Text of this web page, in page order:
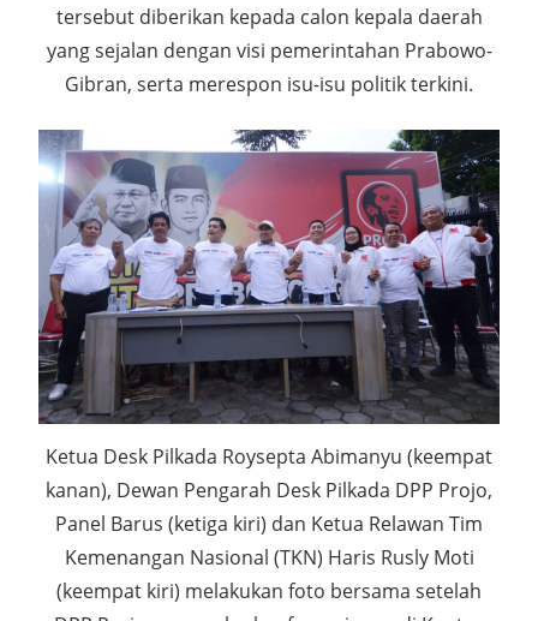
tersebut diberikan kepada calon kepala daerah
yang sejalan dengan visi pemerintahan Prabowo-
Gibran, serta merespon isu-isu politik terkini.
Ketua Desk Pilkada Roysepta Abimanyu (keempat
kanan), Dewan Pengarah Desk Pilkada DPP Projo,
Panel Barus (ketiga kiri) dan Ketua Relawan Tim
Kemenangan Nasional (TKN) Haris Rusly Moti
(keempat kiri) melakukan foto bersama setelah